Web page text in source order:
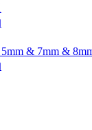
& 7mm &